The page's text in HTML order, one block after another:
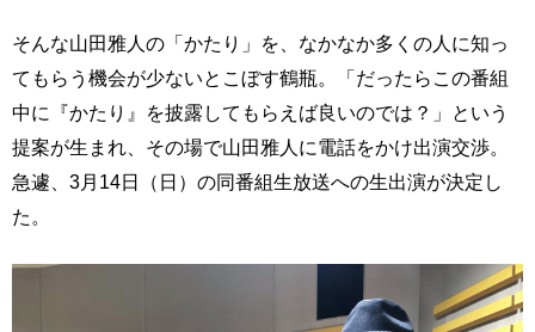
そんな山田雅人の「かたり」を、なかなか多くの人に知っ
てもらう機会が少ないとこぼす鶴瓶。「だったらこの番組
中に『かたり』を披露してもらえば良いのでは？」という
提案が生まれ、その場で山田雅人に電話をかけ出演交渉。
急遽、3月14日（日）の同番組生放送への生出演が決定し
た。